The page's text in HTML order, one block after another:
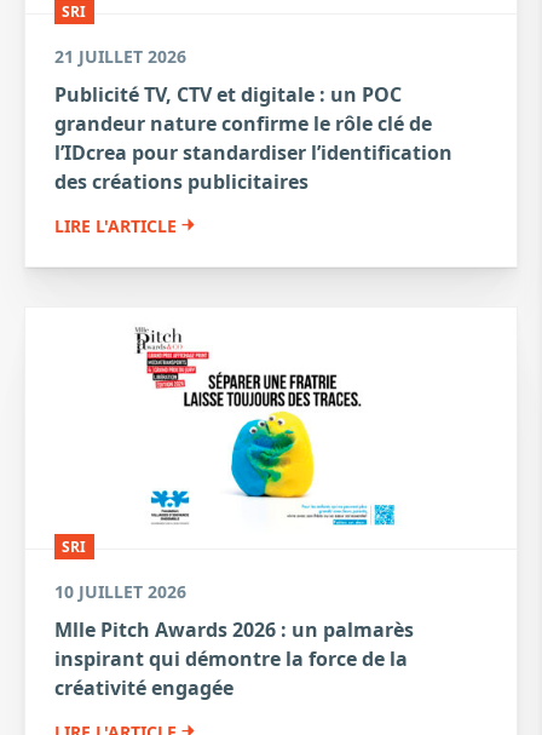
SRI
21 JUILLET 2026
Publicité TV, CTV et digitale : un POC
grandeur nature confirme le rôle clé de
l’IDcrea pour standardiser l’identification
des créations publicitaires
LIRE L'ARTICLE
SRI
10 JUILLET 2026
Mlle Pitch Awards 2026 : un palmarès
inspirant qui démontre la force de la
créativité engagée